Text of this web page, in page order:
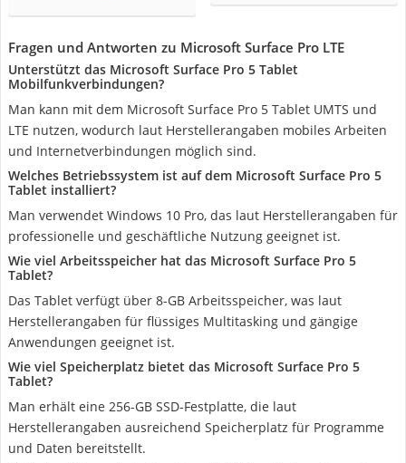
Fragen und Antworten zu ‎Microsoft Surface Pro LTE
Unterstützt das Microsoft Surface Pro 5 Tablet
Mobilfunkverbindungen?
Man kann mit dem Microsoft Surface Pro 5 Tablet UMTS und
LTE nutzen, wodurch laut Herstellerangaben mobiles Arbeiten
und Internetverbindungen möglich sind.
Welches Betriebssystem ist auf dem Microsoft Surface Pro 5
Tablet installiert?
Man verwendet Windows 10 Pro, das laut Herstellerangaben für
professionelle und geschäftliche Nutzung geeignet ist.
Wie viel Arbeitsspeicher hat das Microsoft Surface Pro 5
Tablet?
Das Tablet verfügt über 8-GB Arbeitsspeicher, was laut
Herstellerangaben für flüssiges Multitasking und gängige
Anwendungen geeignet ist.
Wie viel Speicherplatz bietet das Microsoft Surface Pro 5
Tablet?
Man erhält eine 256-GB SSD-Festplatte, die laut
Herstellerangaben ausreichend Speicherplatz für Programme
und Daten bereitstellt.